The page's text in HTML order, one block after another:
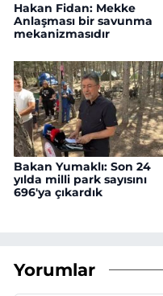
Hakan Fidan: Mekke
Anlaşması bir savunma
mekanizmasıdır
Bakan Yumaklı: Son 24
yılda milli park sayısını
696'ya çıkardık
Yorumlar